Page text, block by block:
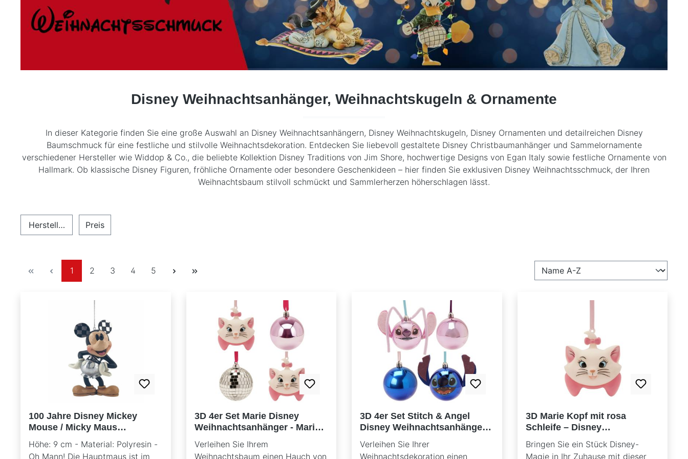
Disney Weihnachtsanhänger, Weihnachtskugeln & Ornamente
In dieser Kategorie finden Sie eine große Auswahl an Disney Weihnachtsanhängern, Disney Weihnachtskugeln, Disney Ornamenten und detailreichen Disney
Baumschmuck für eine festliche und stilvolle Weihnachtsdekoration. Entdecken Sie liebevoll gestaltete Disney Christbaumanhänger und Sammelornamente
verschiedener Hersteller wie Widdop & Co., die beliebte Kollektion Disney Traditionsvon Jim Shore, hochwertige Designs von Egan Italy sowie festliche Ornamente von
Hallmark. Ob klassische Disney Figuren, fröhliche Ornamente oder besondere Geschenkideen – hier finden Sie exklusiven Disney Weihnachtsschmuck, der Ihren
Weihnachtsbaum stilvoll schmückt und Sammlerherzen höherschlagen lässt.
Hersteller Preis
Seite
1 Seite
2 Seite
3 Seite
4 Seite
5
100 Jahre Disney Mickey
Mouse / Micky Maus
Jim Shore 6013808
Höhe: 9 cm - Material: Polyresin -
Oh Mann! Die Hauptmaus ist im
3D 4er Set Marie Disney
Weihnachtsanhänger - Marie
Weihnachtsdeko
Verleihen Sie Ihrem
Weihnachtsbaum einen Hauch von
3D 4er Set Stitch & Angel
Disney Weihnachtsanhänger -
XM23356 | Weihnachtsdeko
Verleihen Sie Ihrer
Weihnachtsdekoration einen
3D Marie Kopf mit rosa
Schleife – Disney
XM23351 | Weihnachtsdeko
Bringen Sie ein Stück Disney-
Magie in Ihr Zuhause mit dieser